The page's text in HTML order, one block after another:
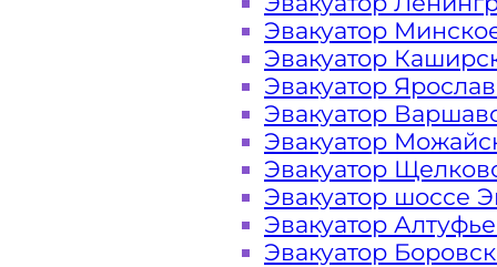
Закажите услугу "эвакуатор
"онлайн" на сайте компании
Вам необходимы услуги
Эвакуаторы «МОБИ» находятся
Покрове городского округа
Эвакуатор
Эвакуатор
Эвакуатор
Эвакуатор
Эвакуатор
Эвакуатор
Эвакуатор шоссе
Эвакуатор
Эвакуатор